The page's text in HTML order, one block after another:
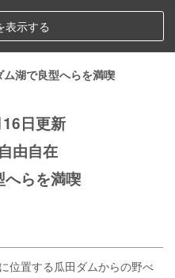
表示する
湖で良型へらを満喫
日更新
由自在
へらを満喫
位置する瓜田ダムからの野べ